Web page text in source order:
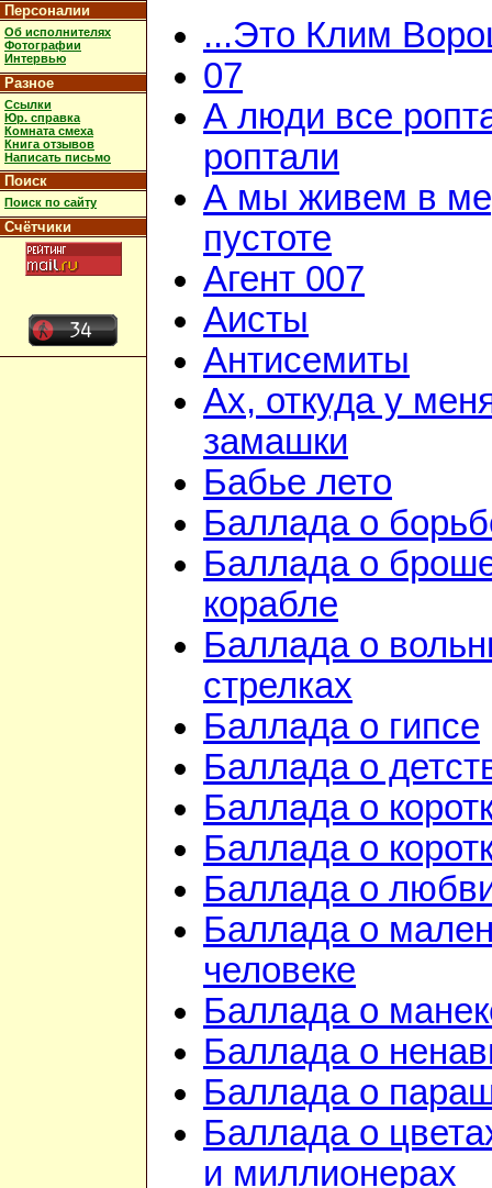
Персоналии
Об исполнителях
Фотографии
Интервью
Разное
Ссылки
Юр. справка
Комната смеха
Книга отзывов
Написать письмо
Поиск
Поиск по сайту
Счётчики
...Это Клим
07
А люди все
роптали
А мы живем в
пустоте
Агент 007
Аисты
Антисемиты
Ах, откуда у
замашки
Бабье лето
Баллада о
Баллада о
корабле
Баллада о
стрелках
Баллада о гипсе
Баллада о
Баллада о
Баллада о
Баллада о
Баллада о
человеке
Баллада о
Баллада о
Баллада о
Баллада о
и миллионерах